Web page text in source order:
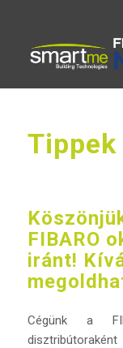
Tippek
FIBARO
iránt!
Cégünk a